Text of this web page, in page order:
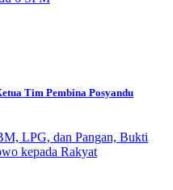
Tim Pembina Posyandu